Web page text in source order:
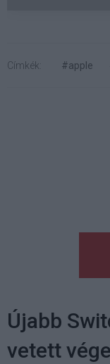
Címkék: #apple
Újabb
vetett